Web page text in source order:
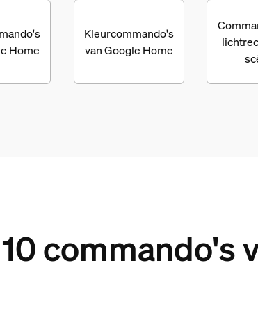
Home
Kleurcommando's
van Google Home
commando's